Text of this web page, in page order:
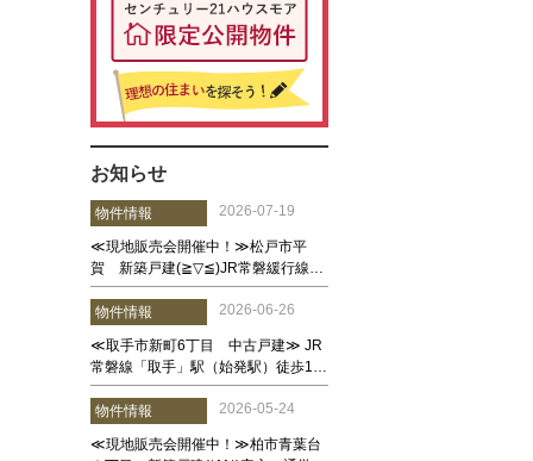
お知らせ